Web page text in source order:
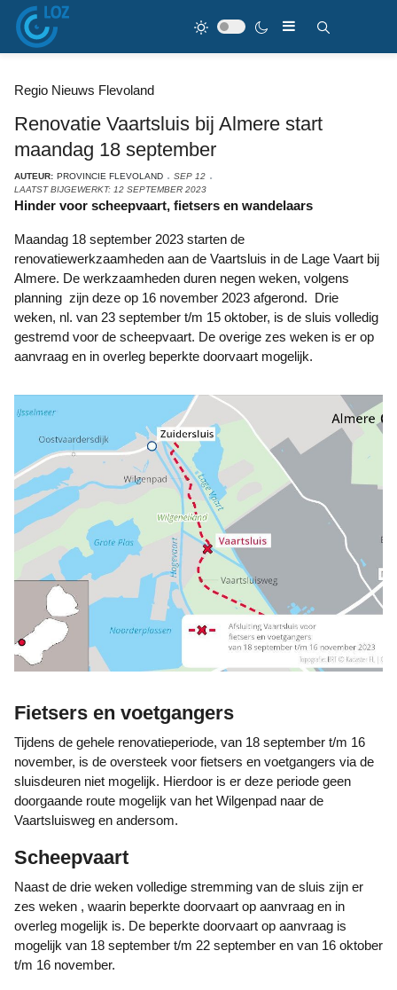
Regio Nieuws Flevoland
Renovatie Vaartsluis bij Almere start
maandag 18 september
AUTEUR: PROVINCIE FLEVOLAND
SEP 12
LAATST BIJGEWERKT: 12 SEPTEMBER 2023
Hinder voor scheepvaart, fietsers en wandelaars
Maandag 18 september 2023 starten de
renovatiewerkzaamheden aan de Vaartsluis in de Lage Vaart bij
Almere. De werkzaamheden duren negen weken, volgens
planning zijn deze op 16 november 2023 afgerond. Drie
weken, nl. van 23 september t/m 15 oktober, is de sluis volledig
gestremd voor de scheepvaart. De overige zes weken is er op
aanvraag en in overleg beperkte doorvaart mogelijk.
Fietsers en voetgangers
Tijdens de gehele renovatieperiode, van 18 september t/m 16
november, is de oversteek voor fietsers en voetgangers via de
sluisdeuren niet mogelijk. Hierdoor is er deze periode geen
doorgaande route mogelijk van het Wilgenpad naar de
Vaartsluisweg en andersom.
Scheepvaart
Naast de drie weken volledige stremming van de sluis zijn er
zes weken , waarin beperkte doorvaart op aanvraag en in
overleg mogelijk is. De beperkte doorvaart op aanvraag is
mogelijk van 18 september t/m 22 september en van 16 oktober
t/m 16 november.